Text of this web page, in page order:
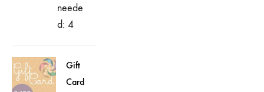
neede
d: 4
Gift
Card